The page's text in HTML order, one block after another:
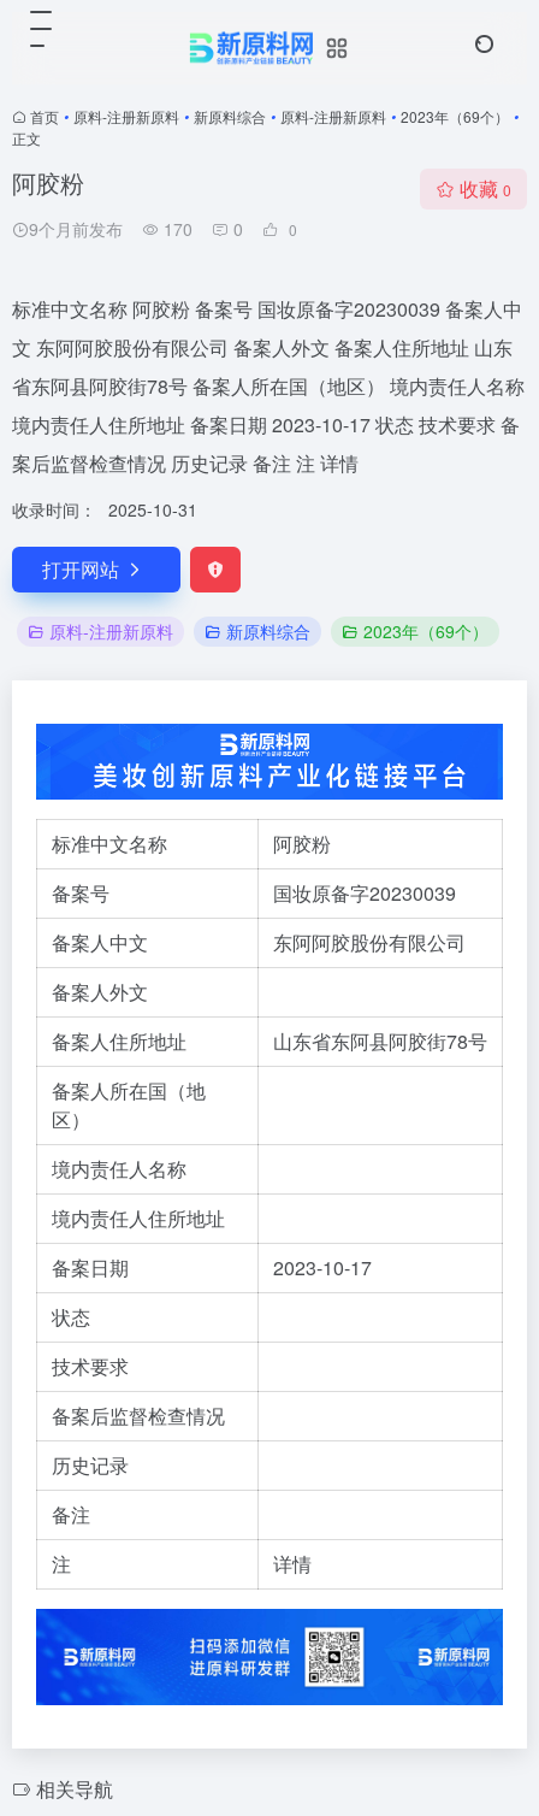
首页 • 原料-注册新原料 • 新原料综合 • 原料-注册新原料 • 2023年（69个）
•
正文
阿胶粉
9个月前发布 170 0 0
收藏 0
标准中文名称 阿胶粉 备案号 国妆原备字20230039 备案人中
文 东阿阿胶股份有限公司 备案人外文 备案人住所地址 山东
省东阿县阿胶街78号 备案人所在国（地区） 境内责任人名称
境内责任人住所地址 备案日期 2023-10-17 状态 技术要求 备
案后监督检查情况 历史记录 备注 注 详情
收录时间： 2025-10-31
打开网站
原料-注册新原料 新原料综合 2023年（69个）
标准中文名称
阿胶粉
备案号
国妆原备字20230039
备案人中文
东阿阿胶股份有限公司
备案人外文
备案人住所地址
山东省东阿县阿胶街78号
备案人所在国（地
区）
境内责任人名称
境内责任人住所地址
备案日期
2023-10-17
状态
技术要求
备案后监督检查情况
历史记录
备注
注
详情
相关导航